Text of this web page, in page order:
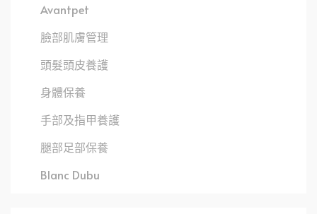
Avantpet
臉部肌膚管理
頭髮頭皮養護
身體保養
手部及指甲養護
腿部足部保養
Blanc Dubu